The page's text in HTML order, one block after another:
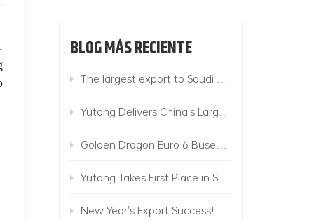
BLOG MÁS RECIENTE
The largest export to Saudi Arabia this year! 780 Suzhou King Long buses add color to the "Belt and Road"
Yutong Delivers China’s Largest Commercial Vehicle Order Along Belt and Road to Uzbekistan
Golden Dragon Euro 6 Buses Operate in Israel
Yutong Takes First Place in Sales of Electric Buses in Europe!
New Year's Export Success! 224 Golden Dragon Buses to Mongolia